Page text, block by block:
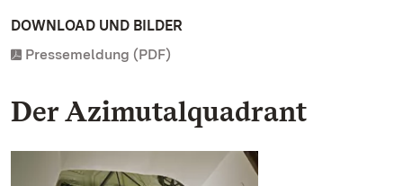
DOWNLOAD UND BILDER
Pressemeldung (PDF)
Der Azimutalquadrant